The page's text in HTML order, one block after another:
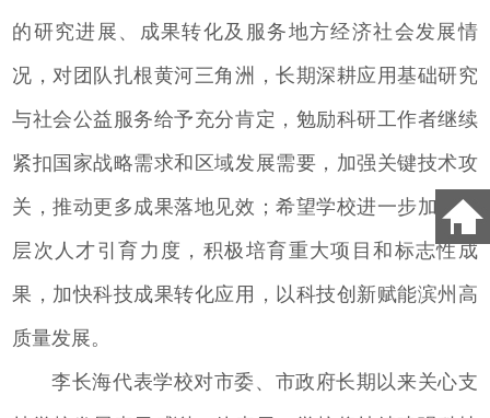
的研究进展、成果转化及服务地方经济社会发展情
况，对团队扎根黄河三角洲，长期深耕应用基础研究
与社会公益服务给予充分肯定，勉励科研工作者继续
紧扣国家战略需求和区域发展需要，加强关键技术攻
关，推动更多成果落地见效；希望学校进一步加大高
层次人才引育力度，积极培育重大项目和标志性成
果，加快科技成果转化应用，以科技创新赋能滨州高
质量发展。
李长海代表学校对市委、市政府长期以来关心支